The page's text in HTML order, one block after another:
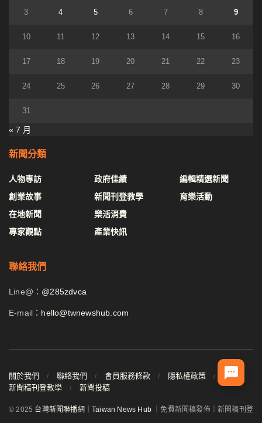
3 4 5 6 7 8 9
10 11 12 13 14 15 16
17 18 19 20 21 22 23
24 25 26 27 28 29 30
31
« 7 月
新聞分類
人物專訪
創業故事
在地新聞
專家觀點
政府佳績
新聞刊登教學
樂活消費
產業快訊
編輯精選新聞
育樂活動
聯絡我們
Line@： @285zdvca
E-mail： hello@twnewshub.com
關於我們 聯絡我們 會員服務條款
隱私權政策
新聞稿刊登教學
新聞投稿
© 2025 台灣新聞聯播網｜Taiwan News Hub ｜免費新聞稿發佈｜新聞稿刊登